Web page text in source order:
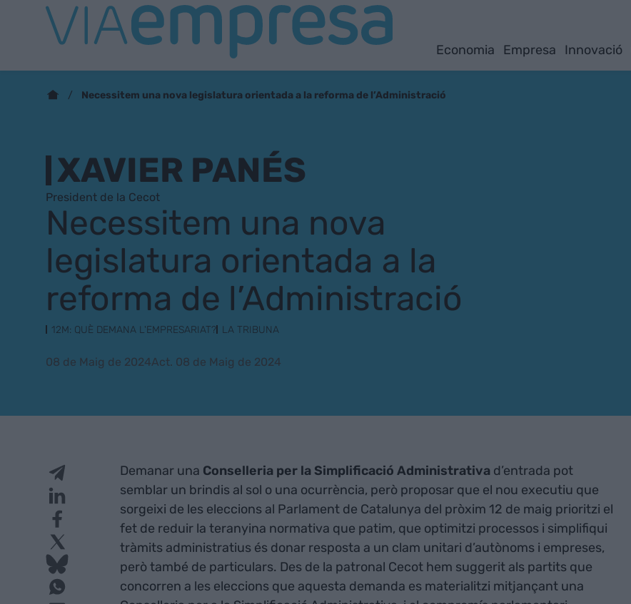
Economia Empresa Innovació
Necessitem una nova legislatura orientada a la reforma de l’Administració
XAVIER PANÉS
President de la Cecot
Necessitem una nova
legislatura orientada a la
reforma de l’Administració
12M: QUÈ DEMANA L'EMPRESARIAT? LA TRIBUNA
08 de Maig de 2024Act. 08 de Maig de 2024
Demanar una Conselleria per la Simplificació Administrativad’entrada pot
semblar un brindis al sol o una ocurrència, però proposar que el nou executiu que
sorgeixi de les eleccions al Parlament de Catalunya del pròxim 12 de maig prioritzi el
fet de reduir la teranyina normativa que patim, que optimitzi processos i simplifiqui
tràmits administratius és donar resposta a un clam unitari d’autònoms i empreses,
però també de particulars. Des de la patronal Cecot hem suggerit als partits que
concorren a les eleccions que aquesta demanda es materialitzi mitjançant una